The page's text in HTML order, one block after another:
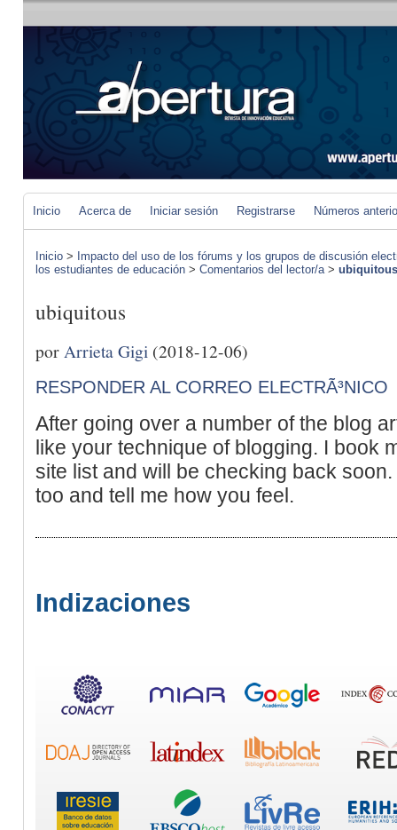
Inicio Acerca de Iniciar sesión Registrarse Números
Inicio > Impacto del uso de los fórums y los grupos de discusión
los estudiantes de educación > Comentarios del lector/a> ubiquitous
ubiquitous
por Arrieta Gigi (2018-12-06)
RESPONDER AL CORREO ELECTRÃ³NICO
After going over a number of the blog
like your technique of blogging. I book
site list and will be checking back
too and tell me how you feel.
Indizaciones